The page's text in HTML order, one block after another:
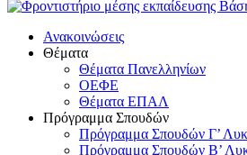
Ανακοινώσεις
Θέματα
Θέματα Πανελληνίων
ΟΕΦΕ
Θέματα ΕΠΑΛ
Πρόγραμμα Σπουδών
Πρόγραμμα Σπουδών Γ’
Πρόγραμμα Σπουδών Β’